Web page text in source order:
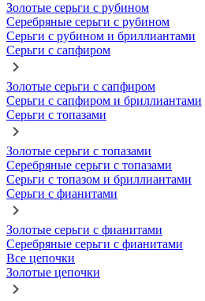
Золотые серьги с рубином
Серебряные серьги с рубином
Серьги с рубином и бриллиантами
Серьги с сапфиром
Золотые серьги с сапфиром
Серьги с сапфиром и бриллиантами
Серьги с топазами
Золотые серьги с топазами
Серебряные серьги с топазами
Серьги с топазом и бриллиантами
Серьги с фианитами
Золотые серьги с фианитами
Серебряные серьги с фианитами
Все цепочки
Золотые цепочки